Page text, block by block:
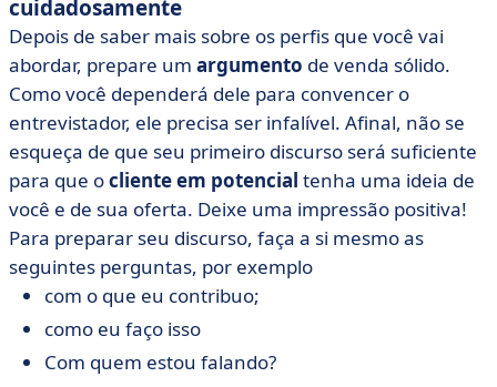
cuidadosamente
Depois de saber mais sobre os perfis que você vai
abordar, prepare um argumento de venda sólido.
Como você dependerá dele para convencer o
entrevistador, ele precisa ser infalível. Afinal, não se
esqueça de que seu primeiro discurso será suficiente
para que ocliente em potencial tenha uma ideia de
você e de sua oferta. Deixe uma impressão positiva!
Para preparar seu discurso, faça a si mesmo as
seguintes perguntas, por exemplo
com o que eu contribuo;
como eu faço isso
Com quem estou falando?